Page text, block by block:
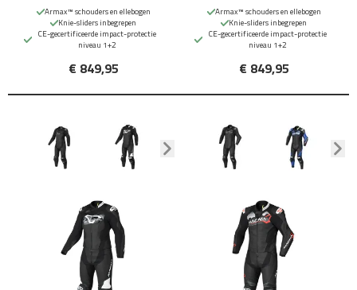
Armax™ schouders en ellebogen
Knie-sliders inbegrepen
CE-gecertificeerde impact-protectie
niveau 1+2
€ 849,95
Armax™ schouders en ellebogen
Knie-sliders inbegrepen
CE-gecertificeerde impact-protectie
niveau 1+2
€ 849,95